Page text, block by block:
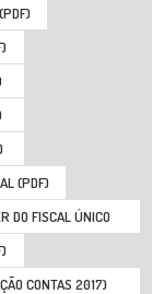
(PDF)
DO FISCAL ÚNICO
CONTAS 2017)